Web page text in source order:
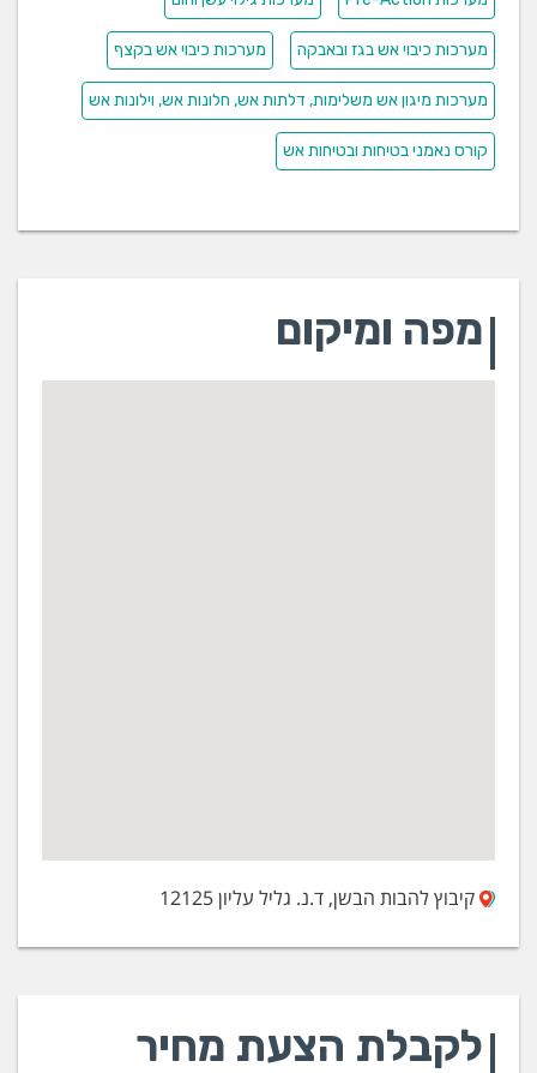
מערכות כיבוי אש בגז ובאבקה מערכות כיבוי אש בקצף
מערכות מיגון אש משלימות, דלתות אש, חלונות אש, וילונות אש
קורס נאמני בטיחות ובטיחות אש
מפה ומיקום
קיבוץ להבות הבשן, ד.נ. גליל עליון 12125
לקבלת הצעת מחיר